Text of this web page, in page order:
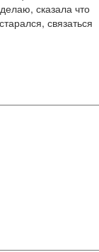
сказала что
связаться